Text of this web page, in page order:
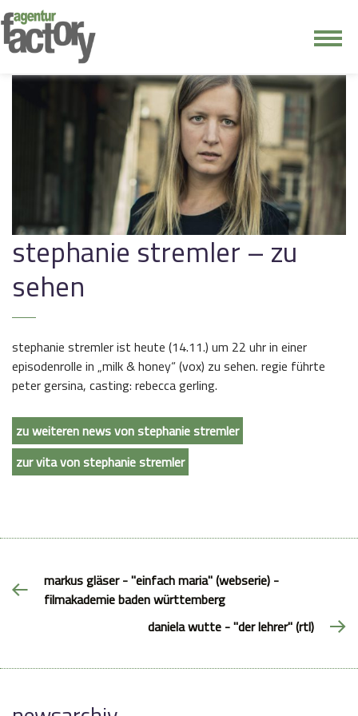
kontakt
stephanie stremler – zu
sehen
stephanie stremler ist heute (14.11.) um 22 uhr in einer
episodenrolle in „milk & honey“ (vox) zu sehen. regie führte
peter gersina, casting: rebecca gerling.
zu weiteren news von stephanie stremler
zur vita von stephanie stremler
markus gläser - "einfach maria" (webserie) -
filmakademie baden württemberg
daniela wutte - "der lehrer" (rtl)